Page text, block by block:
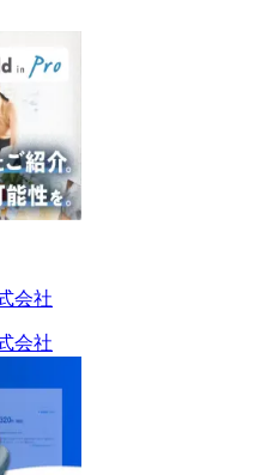
会社
会社